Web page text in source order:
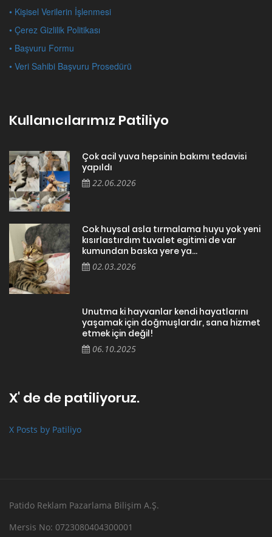
• Kişisel Verilerin İşlenmesi
• Çerez Gizlilik Politikası
• Başvuru Formu
• Veri Sahibi Başvuru Prosedürü
Kullanıcılarımız Patiliyo
Çok acil yuva hepsinin bakımı tedavisi
yapıldı
22.06.2026
Cok huysal asla tırmalama huyu yok yeni
kısırlastırdım tuvalet egitimi de var
kumundan baska yere ya...
02.03.2026
Unutma ki hayvanlar kendi hayatlarını
yaşamak için doğmuşlardır, sana hizmet
etmek için değil!
06.10.2025
X' de de patiliyoruz.
X Posts by Patiliyo
Patido Reklam Pazarlama Bilişim A.Ş.
Mersis No: 0723080404300001